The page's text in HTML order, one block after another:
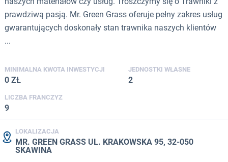
prawdziwą pasją. Mr. Green Grass oferuje pełny zakres usług
gwarantujących doskonały stan trawnika naszych klientów
...
MINIMALNA KWOTA INWESTYCJI
0 ZŁ
JEDNOSTKI WŁASNE
2
LICZBA FRANCZYZ
9
LOKALIZACJA
MR. GREEN GRASS UL. KRAKOWSKA 95, 32-050
SKAWINA